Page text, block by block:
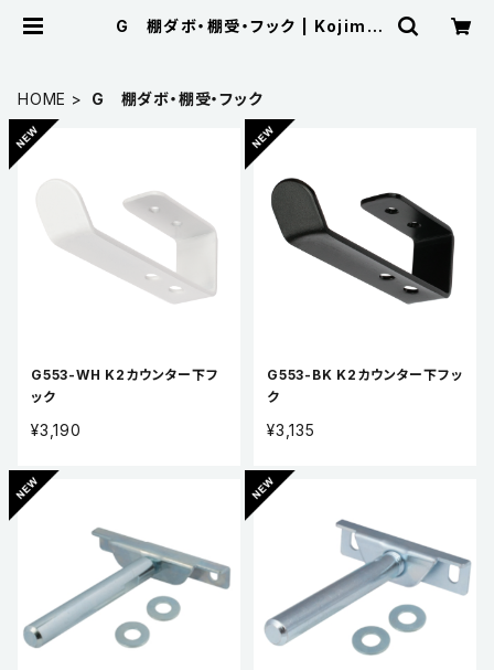
G 棚ダボ・棚受・フック | Kojima
HOME G 棚ダボ・棚受・フック
G553-WH K2カウンター下フ
ック
¥3,190
G553-BK K2カウンター下フッ
ク
¥3,135